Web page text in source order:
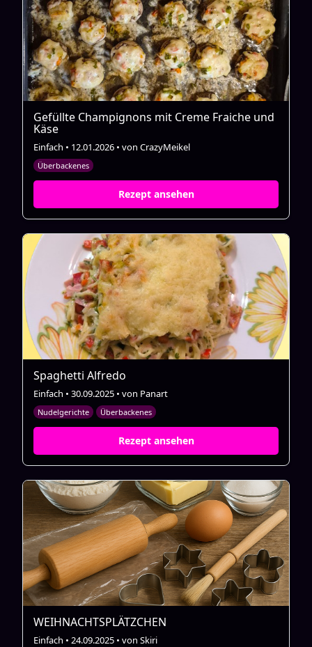
Gefüllte Champignons mit Creme Fraiche und
Käse
Einfach • 12.01.2026 • von CrazyMeikel
Überbackenes
Rezept ansehen
Spaghetti Alfredo
Einfach • 30.09.2025 • von Panart
Nudelgerichte Überbackenes
Rezept ansehen
WEIHNACHTSPLÄTZCHEN
Einfach • 24.09.2025 • von Skiri